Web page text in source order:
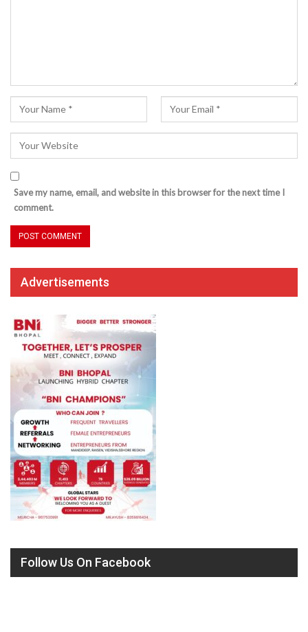
Save my name, email, and website in this browser for the next time I
comment.
Advertisements
Follow Us On Facebook